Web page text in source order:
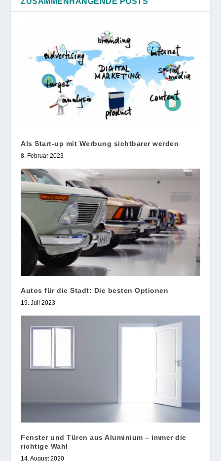
Als Start-up mit Werbung sichtbarer werden
8. Februar 2023
Autos für die Stadt: Die besten Optionen
19. Juli 2023
Fenster und Türen aus Aluminium – immer die
richtige Wahl
14. August 2020